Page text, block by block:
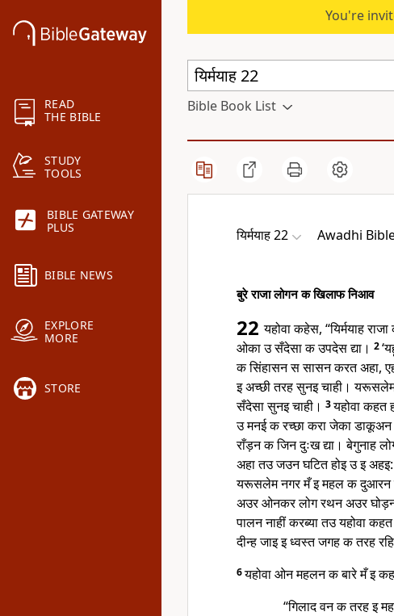
READ
THE BIBLE
STUDY
TOOLS
BIBLE GATEWAY
PLUS
BIBLE NEWS
EXPLORE
MORE
STORE
You're
Bible Book List
यिर्मयाह 22 Awadhi
बुरे राजा लोगन क खिलाफ निआव
22यहोवा कहेस, “यिर्मयाह
ओका उ सँदेसा क उपदेस द्या। 2
क सिंहासन स सासन करत अहा,
इ अच्छी तरह सुनइ चाही।
सँदेसा सुनइ चाही। 3यहोवा कहत
उ मनई क रच्छा करा जेका
राँड़न क जिन दुःख द्या। बेगुनाह
अहा तउ जउन घटित होइ उ इ
यरूसलेम नगर मँ इ महल क दुआरन स
अउर ओनकर लोग रथन अउर
पालन नाहीं करब्या तउ यहोवा
दीन्ह जाइ इ ध्वस्त जगह क तरह
6यहोवा ओन महलन क बारे मँ इ
“गिलाद वन क तरह इ